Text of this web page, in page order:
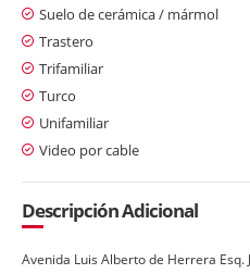
Suelo de cerámica / mármol
Trastero
Trifamiliar
Turco
Unifamiliar
Video por cable
Descripción Adicional
Avenida Luis Alberto de Herrera Esq.